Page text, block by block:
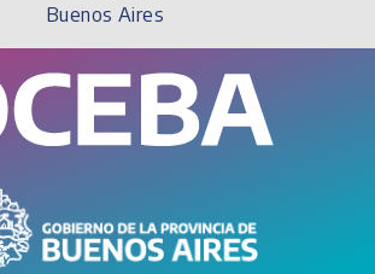
Buenos Aires